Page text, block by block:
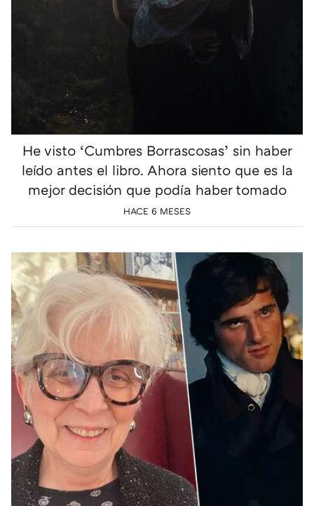
He visto ‘Cumbres Borrascosas’ sin haber
leído antes el libro. Ahora siento que es la
mejor decisión que podía haber tomado
HACE 6 MESES